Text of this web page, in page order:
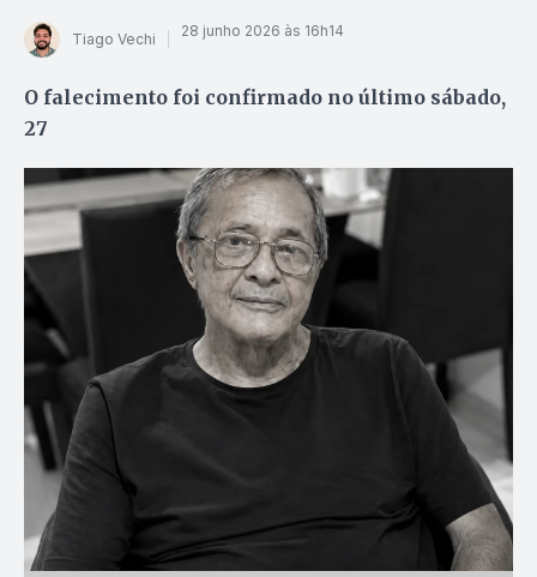
Tiago Vechi 28 junho 2026 às 16h14
O falecimento foi confirmado no último sábado,
27